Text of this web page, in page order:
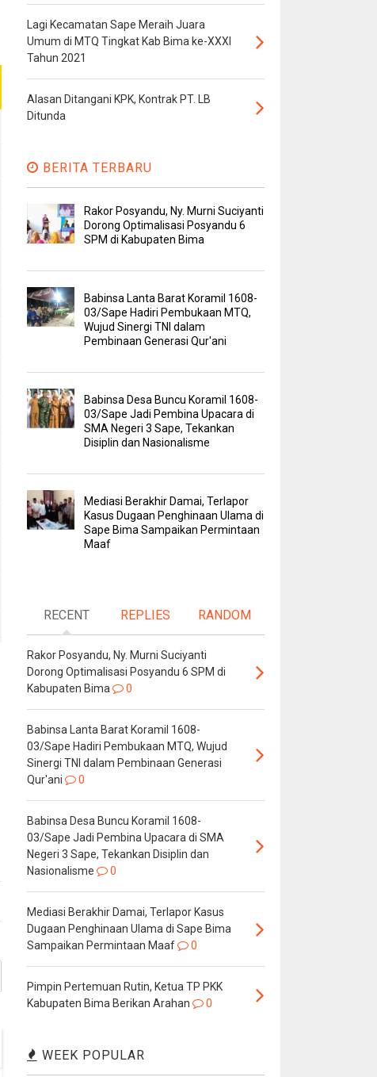
Lagi Kecamatan Sape Meraih Juara
Umum di MTQ Tingkat Kab Bima ke-XXXI
Tahun 2021
Alasan Ditangani KPK, Kontrak PT. LB
Ditunda
BERITA TERBARU
Rakor Posyandu, Ny. Murni Suciyanti
Dorong Optimalisasi Posyandu 6
SPM di Kabupaten Bima
Babinsa Lanta Barat Koramil 1608-
03/Sape Hadiri Pembukaan MTQ,
Wujud Sinergi TNI dalam
Pembinaan Generasi Qur'ani
Babinsa Desa Buncu Koramil 1608-
03/Sape Jadi Pembina Upacara di
SMA Negeri 3 Sape, Tekankan
Disiplin dan Nasionalisme
Mediasi Berakhir Damai, Terlapor
Kasus Dugaan Penghinaan Ulama di
Sape Bima Sampaikan Permintaan
Maaf
RECENT REPLIES RANDOM
Rakor Posyandu, Ny. Murni Suciyanti
Dorong Optimalisasi Posyandu 6 SPM di
Kabupaten Bima
0
Babinsa Lanta Barat Koramil 1608-
03/Sape Hadiri Pembukaan MTQ, Wujud
Sinergi TNI dalam Pembinaan Generasi
Qur'ani
0
Babinsa Desa Buncu Koramil 1608-
03/Sape Jadi Pembina Upacara di SMA
Negeri 3 Sape, Tekankan Disiplin dan
Nasionalisme
0
Mediasi Berakhir Damai, Terlapor Kasus
Dugaan Penghinaan Ulama di Sape Bima
Sampaikan Permintaan Maaf
0
Pimpin Pertemuan Rutin, Ketua TP PKK
Kabupaten Bima Berikan Arahan
0
WEEK POPULAR